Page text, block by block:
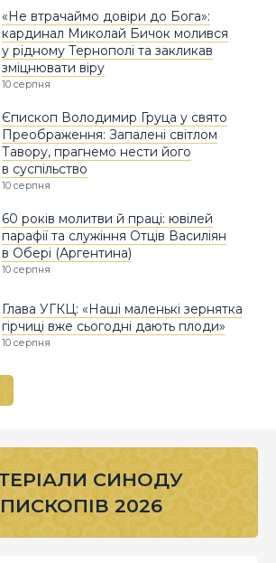
«Не втрачаймо довіри до Бога»:
кардинал Миколай Бичок молився
у рідному Тернополі та закликав
зміцнювати віру
10 серпня
Єпископ Володимир Груца у свято
Преображення: Запалені світлом
Тавору, прагнемо нести його
в суспільство
10 серпня
60 років молитви й праці: ювілей
парафії та служіння Отців Василіян
в Обері (Аргентина)
10 серпня
Глава УГКЦ: «Наші маленькі зернятка
гірчиці вже сьогодні дають плоди»
10 серпня
СИНОДУ
2026